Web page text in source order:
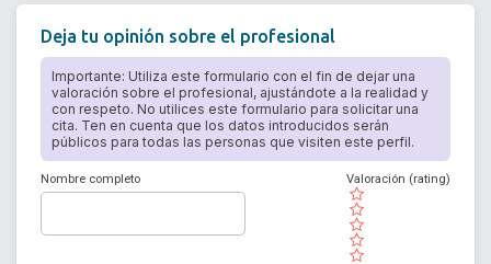
Deja tu opinión sobre el profesional
Importante: Utiliza este formulario con el fin de dejar una
valoración sobre el profesional, ajustándote a la realidad y
con respeto. No utilices este formulario para solicitar una
cita. Ten en cuenta que los datos introducidos serán
públicos para todas las personas que visiten este perfil.
Nombre completo
( )
( )
( )
( )
( )
Valoración (rating)